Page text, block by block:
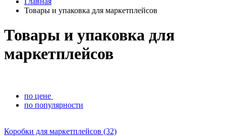
Товары и упаковка для маркетплейсов
Товары и упаковка для
маркетплейсов
по цене
по популярности
Коробки для маркетплейсов (32)